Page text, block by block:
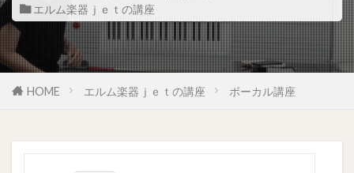
エルム楽器ｊｅｔの講座
HOME エルム楽器ｊｅｔの講座 ボーカル講座